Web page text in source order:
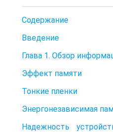
Содержание
Введение
Глава 1. Обзор
Эффект памяти
Тонкие пленки
Энергонезависимая
Надежность